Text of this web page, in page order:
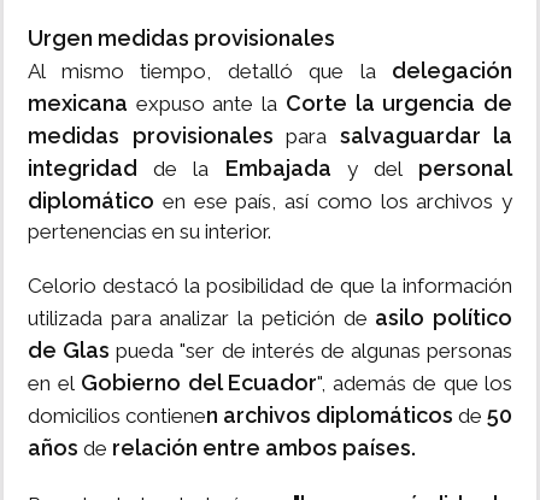
Urgen medidas provisionales
Al mismo tiempo, detalló que la delegación
mexicana expuso ante la Corte la urgencia de
medidas provisionales para salvaguardar la
integridadde la Embajada y del personal
diplomático en ese país, así como los archivos y
pertenencias en su interior.
Celorio destacó la posibilidad de que la información
utilizada para analizar la petición de asilo político
de Glas pueda "ser de interés de algunas personas
en el Gobierno del Ecuador", además de que los
domicilios contienen archivos diplomáticos de 50
años de relación entre ambos países.